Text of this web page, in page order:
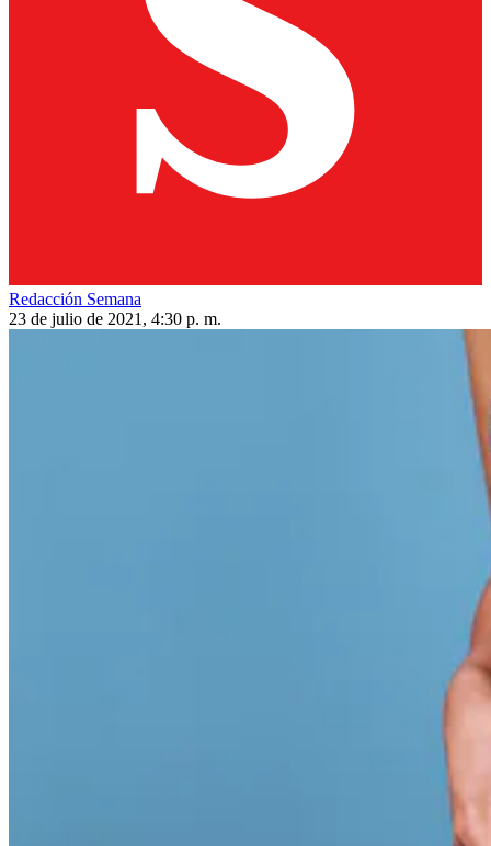
Redacción Semana
23 de julio de 2021, 4:30 p. m.